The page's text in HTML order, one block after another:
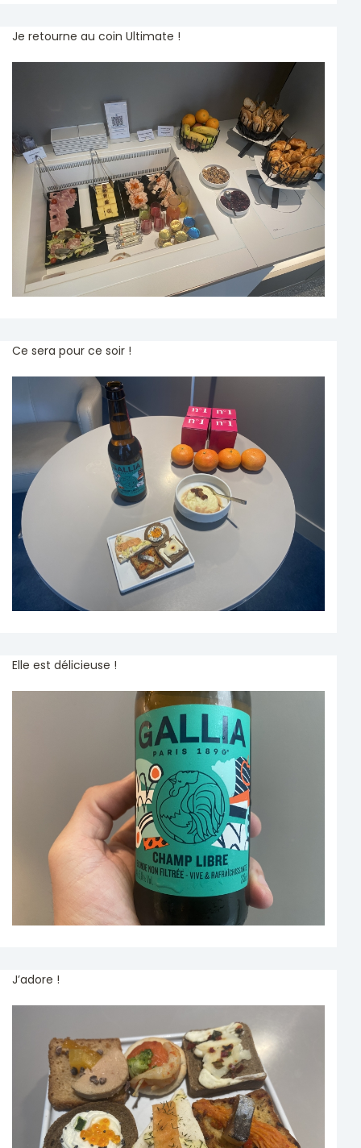
Je retourne au coin Ultimate !
Ce sera pour ce soir !
Elle est délicieuse !
J’adore !